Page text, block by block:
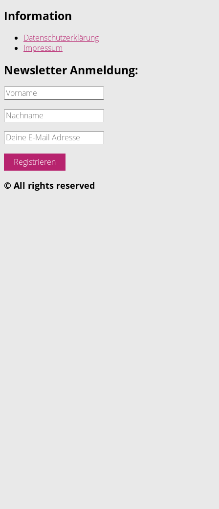
Information
Datenschutzerklärung
Impressum
Newsletter Anmeldung:
© All rights reserved